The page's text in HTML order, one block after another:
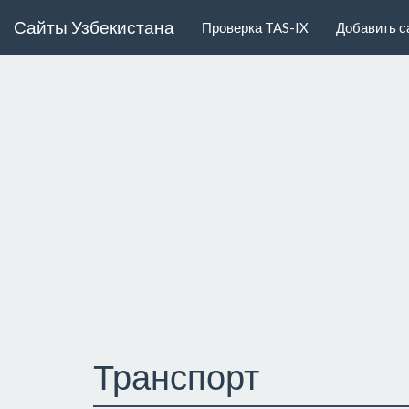
Сайты Узбекистана Проверка TAS-IX Добавить
Транспорт